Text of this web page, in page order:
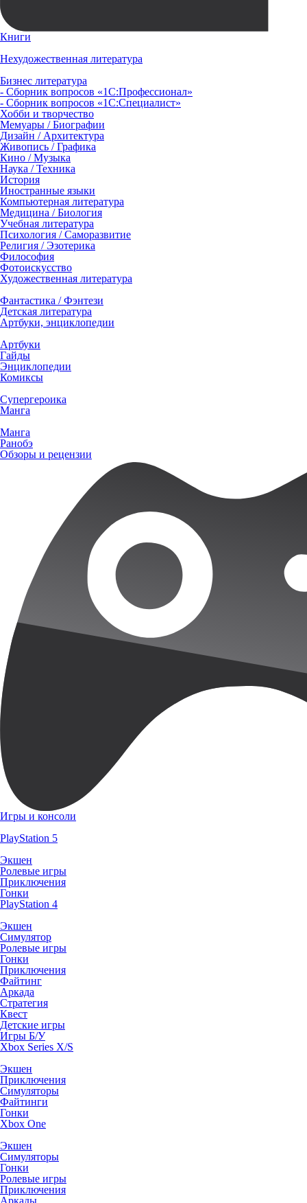
Книги
Нехудожественная литература
Бизнес литература
- Сборник вопросов «1С:Профессионал»
- Сборник вопросов «1С:Специалист»
Хобби и творчество
Мемуары / Биографии
Дизайн / Архитектура
Живопись / Графика
Кино / Музыка
Наука / Техника
История
Иностранные языки
Компьютерная литература
Медицина / Биология
Учебная литература
Психология / Саморазвитие
Религия / Эзотерика
Философия
Фотоискусство
Художественная литература
Фантастика / Фэнтези
Детская литература
Артбуки, энциклопедии
Артбуки
Гайды
Энциклопедии
Комиксы
Супергероика
Манга
Манга
Ранобэ
Обзоры и рецензии
Игры и консоли
PlayStation 5
Экшен
Ролевые игры
Приключения
Гонки
PlayStation 4
Экшен
Симулятор
Ролевые игры
Гонки
Приключения
Файтинг
Аркада
Стратегия
Квест
Детские игры
Игры Б/У
Xbox Series X/S
Экшен
Приключения
Симуляторы
Файтинги
Гонки
Xbox One
Экшен
Симуляторы
Гонки
Ролевые игры
Приключения
Аркады